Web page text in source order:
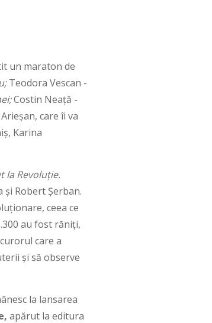
un maraton de
Teodora Vescan -
Costin Neață -
care îi va
Karina
la Revoluție.
și Robert Șerban.
ceea ce
au fost răniți,
care a
și să observe
la lansarea
apărut la editura